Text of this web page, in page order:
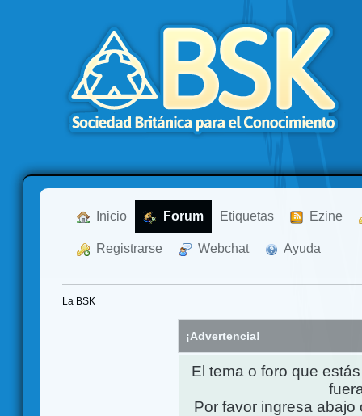
Inicio Forum Etiquetas Ezine
Registrarse Webchat Ayuda
La BSK
¡Advertencia!
El tema o foro que
Por favor ingresa